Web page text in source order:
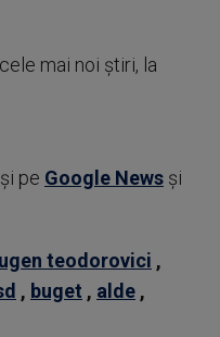
mai noi știri, la
şi pe Google News şi
teodorovici ,
, buget , alde ,